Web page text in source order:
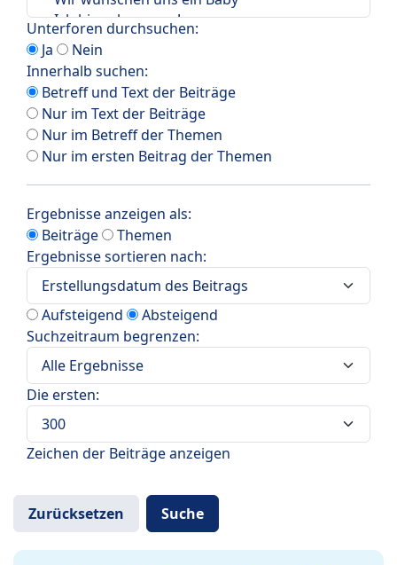
Unterforen durchsuchen:
Ja
Nein
Innerhalb suchen:
Betreff und Text der Beiträge
Nur im Text der Beiträge
Nur im Betreff der Themen
Nur im ersten Beitrag der Themen
Ergebnisse anzeigen als:
Beiträge
Themen
Ergebnisse sortieren nach:
Aufsteigend
Absteigend
Suchzeitraum begrenzen:
Die ersten:
Zeichen der Beiträge anzeigen